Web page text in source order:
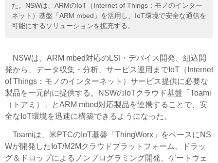
た。NSWは、ARMのIoT（Internet of Things：モノのインター
ネット）基盤「ARM mbed」を活用し、IoT環境で安全な通信を
可能にするソリューションを拡充する。
NSWは、ARM mbed対応のLSI・デバイス開発、組込開
発から、データ収集・分析、サービス運用までIoT（Internet
of Things：モノのインターネット）サービス提供に必要な
製品を一元的に提供する。NSWのIoTクラウド基盤「Toami
（トアミ）」とARM mbed対応製品を連携することで、安
全なIoT環境を迅速に構築できるようになった。
Toamiは、米PTCのIoT基盤「ThingWorx」をベースにNS
Wが開発したIoT/M2Mクラウドプラットフォーム。ドラッ
グ＆ドロップによるノンプログラミング開発、ゲートウェ